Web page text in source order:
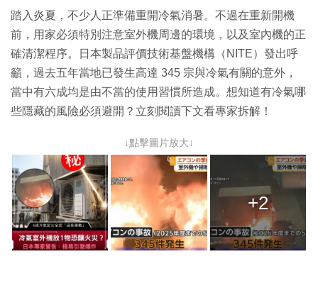
踏入炎夏，不少人正準備重開冷氣消暑。不過在重新開機
前，用家必須特別注意室外機周邊的環境，以及室內機的正
確清潔程序。日本製品評價技術基盤機構（NITE）發出呼
籲，過去五年當地已發生高達 345 宗與冷氣有關的意外，
當中有六成均是由不當的使用習慣所造成。想知道有冷氣哪
些隱藏的風險必須避開？立刻閱讀下文看專家拆解！
↓點擊圖片放大↓
+2